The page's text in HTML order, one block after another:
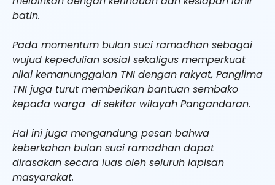
batin.
Pada momentum bulan suci ramadhan sebagai
wujud kepedulian sosial sekaligus memperkuat
nilai kemanunggalan TNI dengan rakyat, Panglima
TNI juga turut memberikan bantuan sembako
kepada warga di sekitar wilayah Pangandaran.
Hal ini juga mengandung pesan bahwa
keberkahan bulan suci ramadhan dapat
dirasakan secara luas oleh seluruh lapisan
masyarakat.